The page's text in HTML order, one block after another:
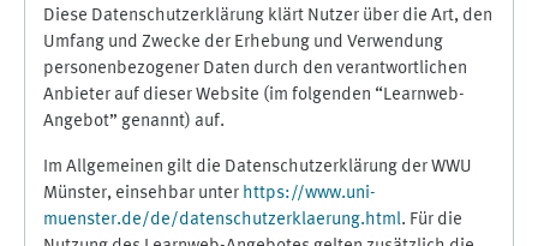
Diese Datenschutzerklärung klärt Nutzer über die Art, den
Umfang und Zwecke der Erhebung und Verwendung
personenbezogener Daten durch den verantwortlichen
Anbieter auf dieser Website (im folgenden “Learnweb-
Angebot” genannt) auf.
Im Allgemeinen gilt die Datenschutzerklärung der WWU
Münster, einsehbar unter https://www.uni-
muenster.de/de/datenschutzerklaerung.html. Für die